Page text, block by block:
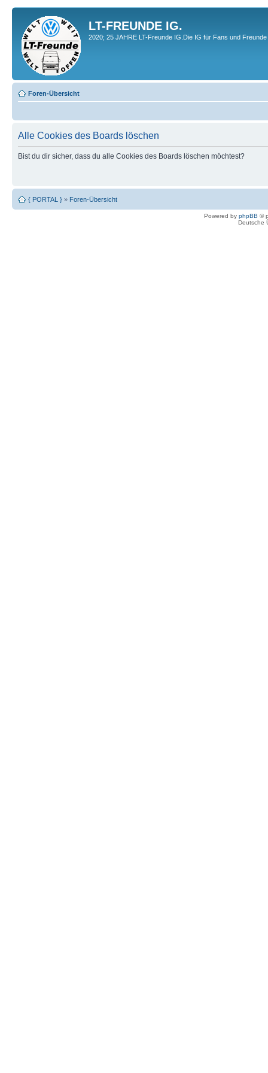
LT-FREUNDE IG.
2020; 25 JAHRE LT-Freunde IG.Die IG für Fans und
Foren-Übersicht
Alle Cookies des Boards löschen
Bist du dir sicher, dass du alle Cookies des Boards löschen möchtest?
{ PORTAL } » Foren-Übersicht
Powered by phpBB ©
Deutsche